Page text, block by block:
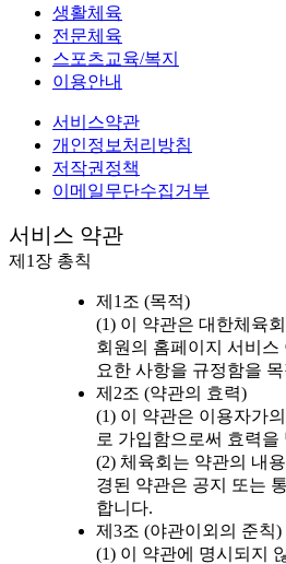
생활체육
전문체육
스포츠교육/복지
이용안내
서비스약관
개인정보처리방침
저작권정책
이메일무단수집거부
서비스 약관
제1장 총칙
제1조 (목적)
(1) 이 약관은 대한체육
회원의 홈페이지 서비스
요한 사항을 규정함을
제2조 (약관의 효력)
(1) 이 약관은 이용자가
로 가입함으로써 효력을
(2) 체육회는 약관의 내
경된 약관은 공지 또는
합니다.
제3조 (야관이외의 준칙)
(1) 이 약관에 명시되지